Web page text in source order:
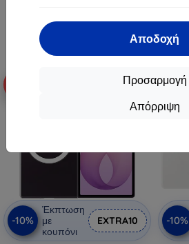
Αποδοχή
Προσαρμογή
Απόρριψη
-10%
Έκπτωση
με
κουπόνι
EXTRA10
-10%
-10%